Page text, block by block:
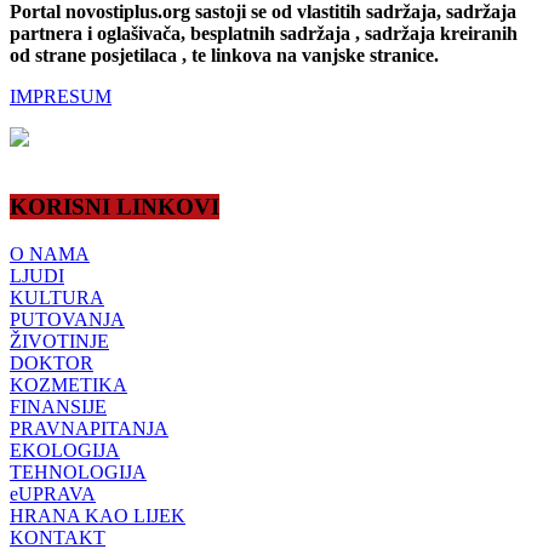
Portal novostiplus.org sastoji se od vlastitih sadržaja, sadržaja
partnera i oglašivača, besplatnih sadržaja , sadržaja kreiranih
od strane posjetilaca , te linkova na vanjske stranice.
IMPRESUM
KORISNI LINKOVI
O NAMA
LJUDI
KULTURA
PUTOVANJA
ŽIVOTINJE
DOKTOR
KOZMETIKA
FINANSIJE
PRAVNAPITANJA
EKOLOGIJA
TEHNOLOGIJA
eUPRAVA
HRANA KAO LIJEK
KONTAKT